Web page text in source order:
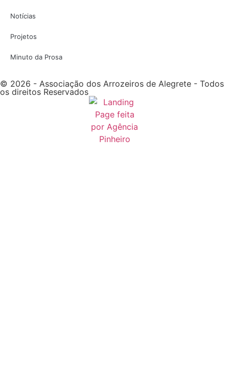
Notícias
Projetos
Minuto da Prosa
© 2026 - Associação dos Arrozeiros de Alegrete - Todos
os direitos Reservados